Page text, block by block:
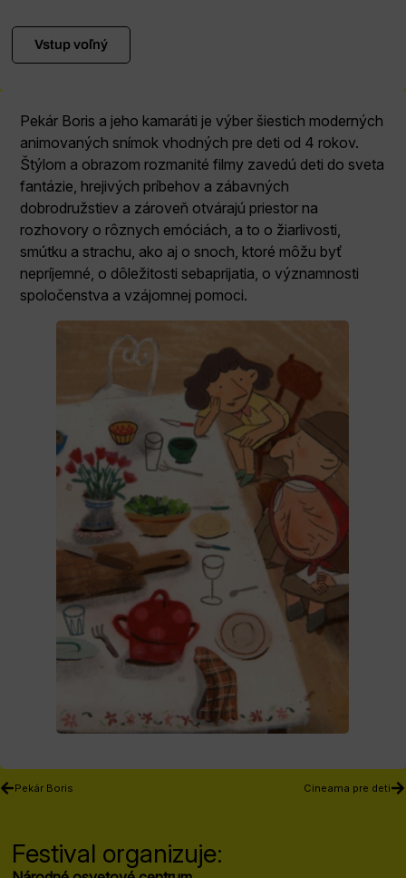
Vstup voľný
Pekár Boris a jeho kamaráti je výber šiestich moderných
animovaných snímok vhodných pre deti od 4 rokov.
Štýlom a obrazom rozmanité filmy zavedú deti do sveta
fantázie, hrejivých príbehov a zábavných
dobrodružstiev a zároveň otvárajú priestor na
rozhovory o rôznych emóciách, a to o žiarlivosti,
smútku a strachu, ako aj o snoch, ktoré môžu byť
nepríjemné, o dôležitosti sebaprijatia, o významnosti
spoločenstva a vzájomnej pomoci.
Pekár Boris Cineama pre deti
Festival organizuje: